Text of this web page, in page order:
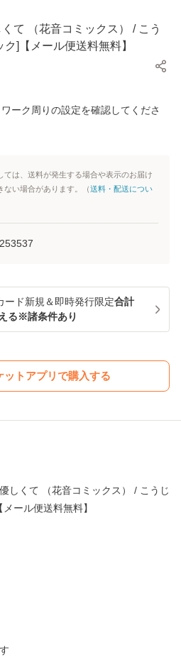
て （花音コミックス） / こう
]【メール便送料無料】
ーク周りの設定を確認してくださ
は、送料が発生する場合や表示のお届け
ない場合があります。（送料・配送につい
ード新規＆即時発行限定合計
る※諸条件あり
ットアプリで購入する
しくて （花音コミックス） / こうじ
ール便送料無料】